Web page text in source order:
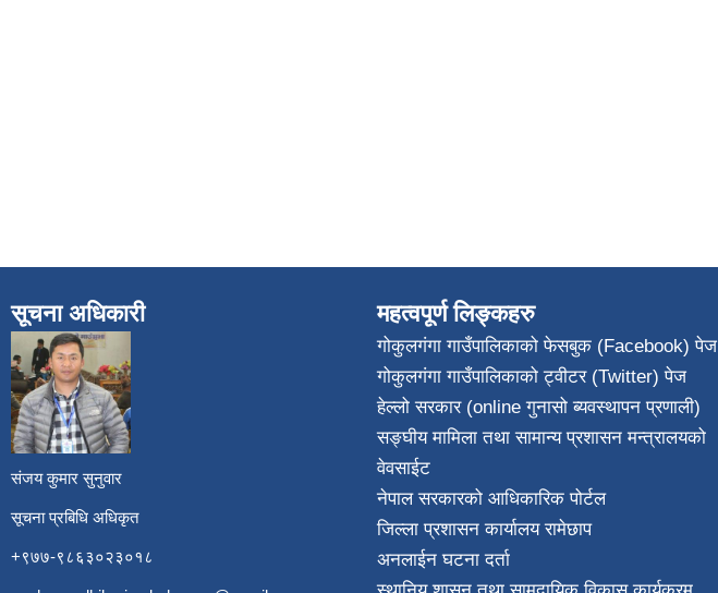
सूचना अधिकारी
संजय कुमार सुनुवार
सूचना प्रबिधि अधिकृत
+९७७-९८६३०२३०१८
महत्वपूर्ण लिङ्कहरु
गोकुलगंगा गाउँपालिकाको फेसबुक (Facebook) पेज
गोकुलगंगा गाउँपालिकाको ट्वीटर (Twitter) पेज
हेल्लो सरकार (online गुनासो ब्यवस्थापन प्रणाली)
सङ्घीय मामिला तथा सामान्य प्रशासन मन्त्रालयको
वेवसाईट
नेपाल सरकारको आधिकारिक पोर्टल
जिल्ला प्रशासन कार्यालय रामेछाप
अनलाईन घटना दर्ता